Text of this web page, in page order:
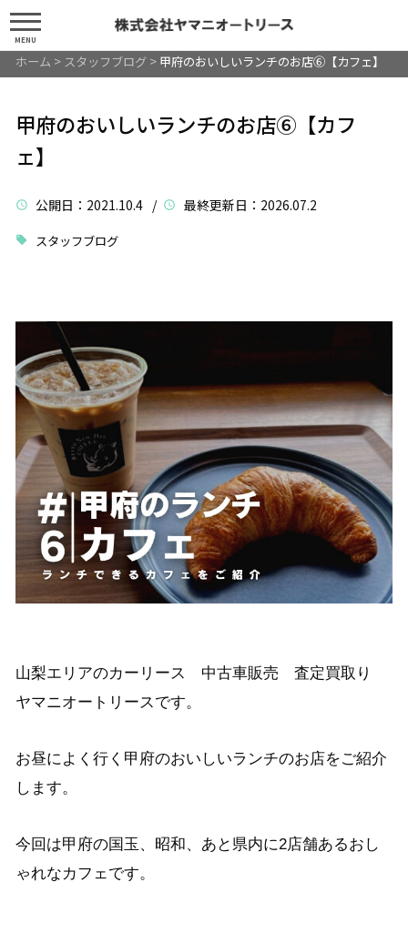
MENU
ホーム > スタッフブログ> 甲府のおいしいランチのお店⑥【カフェ】
甲府のおいしいランチのお店⑥【カフ
ェ】
公開日 ：2021.10.4 / 最終更新日 ：2026.07.2
スタッフブログ
山梨エリアのカーリース 中古車販売 査定買取り
ヤマニオートリースです。
お昼によく行く甲府のおいしいランチのお店をご紹介
します。
今回は甲府の国玉、昭和、あと県内に2店舗あるおし
ゃれなカフェです。